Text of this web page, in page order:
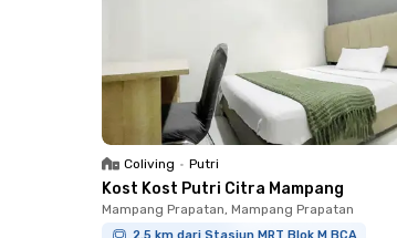
Coliving • Putri
Kost Kost Putri Citra Mampang
Mampang Prapatan, Mampang Prapatan